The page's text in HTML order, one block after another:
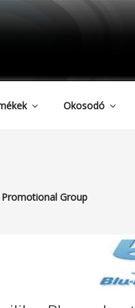
Okosodó
Group